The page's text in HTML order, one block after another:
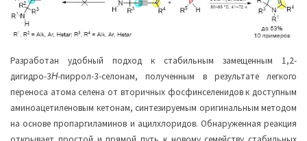
Разработан удобный подход к стабильным замещенным 1,2-
дигидро-3Н-пиррол-3-селонам, полученным в результате легкого
переноса атома селена от вторичных фосфинселенидов к доступным
аминоацетиленовым кетонам, синтезируемым оригинальным методом
на основе пропаргиламинов и ацилхлоридов. Обнаруженная реакция